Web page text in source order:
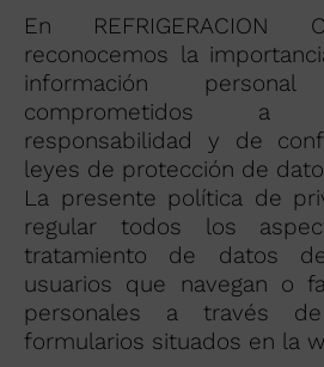
En REFRIGERACION
reconocemos la
información
comprometidos a
responsabilidad y de
leyes de protección de
La presente política de
regular todos los
tratamiento de datos
usuarios que navegan o
personales a través
formularios situados en la